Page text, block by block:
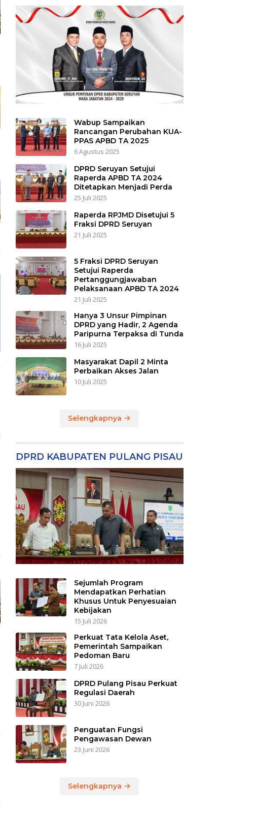
Wabup Sampaikan
Rancangan Perubahan KUA-
PPAS APBD TA 2025
6 Agustus 2025
DPRD Seruyan Setujui
Raperda APBD TA 2024
Ditetapkan Menjadi Perda
25 Juli 2025
Raperda RPJMD Disetujui 5
Fraksi DPRD Seruyan
21 Juli 2025
5 Fraksi DPRD Seruyan
Setujui Raperda
Pertanggungjawaban
Pelaksanaan APBD TA 2024
21 Juli 2025
Hanya 3 Unsur Pimpinan
DPRD yang Hadir, 2 Agenda
Paripurna Terpaksa di Tunda
16 Juli 2025
Masyarakat Dapil 2 Minta
Perbaikan Akses Jalan
10 Juli 2025
Selengkapnya
DPRD KABUPATEN PULANG PISAU
Sejumlah Program
Mendapatkan Perhatian
Khusus Untuk Penyesuaian
Kebijakan
15 Juli 2026
Perkuat Tata Kelola Aset,
Pemerintah Sampaikan
Pedoman Baru
7 Juli 2026
DPRD Pulang Pisau Perkuat
Regulasi Daerah
30 Juni 2026
Penguatan Fungsi
Pengawasan Dewan
23 Juni 2026
Selengkapnya